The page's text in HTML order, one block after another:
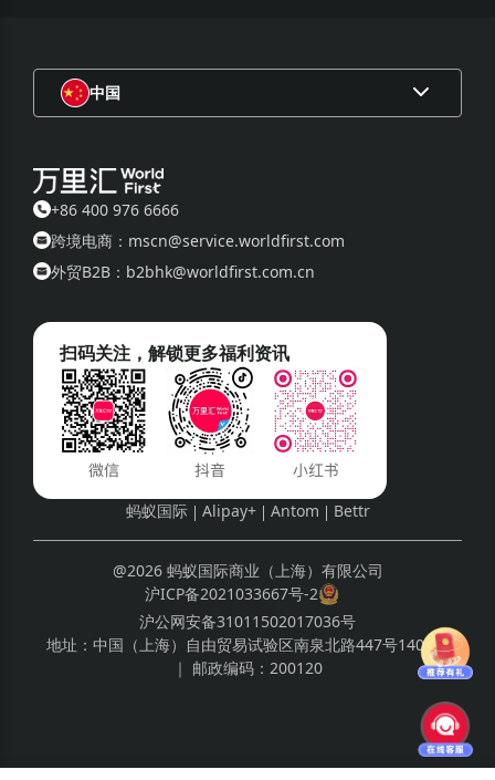
中国
+86 400 976 6666
跨境电商：mscn@service.worldfirst.com
外贸B2B：b2bhk@worldfirst.com.cn
扫码关注，解锁更多福利资讯
蚂蚁国际 Alipay+ Antom Bettr
@2026 蚂蚁国际商业（上海）有限公司
沪ICP备2021033667号-2
沪公网安备31011502017036号
地址： 中国（上海）自由贸易试验区南泉北路447号1408室
｜ 邮政编码： 200120